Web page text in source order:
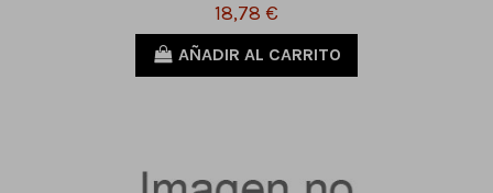
18,78 €
AÑADIR AL CARRITO